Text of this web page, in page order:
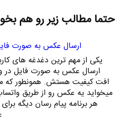
حتما مطالب زیر رو هم
ارسال عکس به صورت
یکی از مهم ترین دغدغه های
ارسال عکس به صورت فایل در
افت کیفیت هستش. همونطور که
میخواید یه عکس رو از طریق
هر برنامه پیام رسان دیگه